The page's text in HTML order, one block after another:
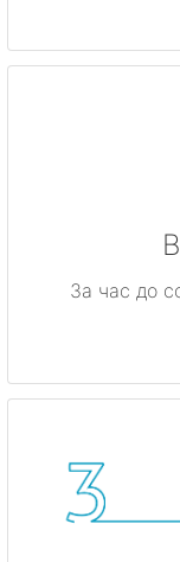
За час до